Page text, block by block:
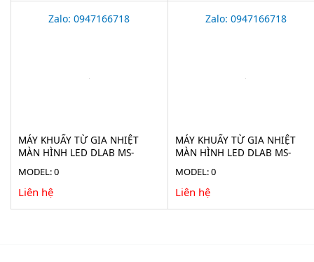
Zalo: 0947166718
MÁY KHUẤY TỪ GIA NHIỆT
MÀN HÌNH LED DLAB MS-
MODEL: 0
Liên hệ
Zalo: 0947166718
MÁY KHUẤY TỪ GIA NHIỆT
MÀN HÌNH LED DLAB MS-
MODEL: 0
Liên hệ